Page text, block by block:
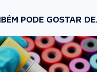
PODE GOSTAR